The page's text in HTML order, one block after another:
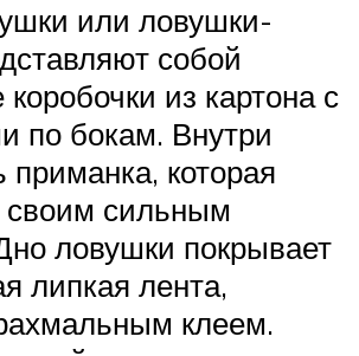
или ловушки-
собой
из картона с
по бокам. Внутри
приманка, которая
своим сильным
ловушки покрывает
липкая лента,
клеем.